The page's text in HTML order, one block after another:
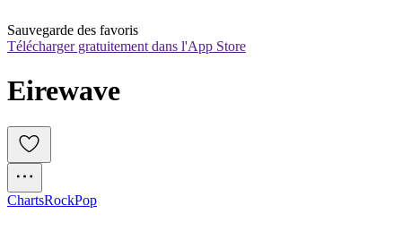
Sauvegarde des favoris
Télécharger gratuitement dans l'App Store
Eirewave
ChartsRockPop